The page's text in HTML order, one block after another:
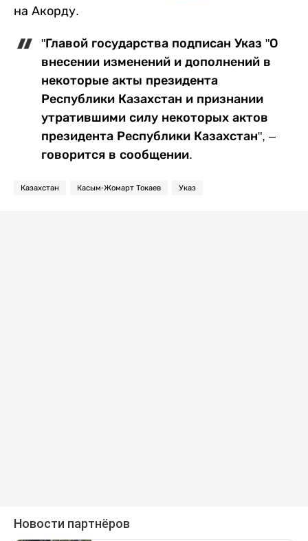
на Акорду.
"Главой государства подписан Указ "О
внесении изменений и дополнений в
некоторые акты президента
Республики Казахстан и признании
утратившими силу некоторых актов
президента Республики Казахстан", –
говорится в сообщении.
Казахстан Касым-Жомарт Токаев Указ